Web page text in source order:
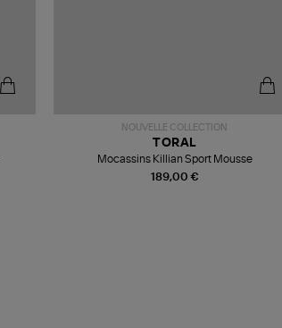
NOUVELLE COLLECTION
189,00 €
TORAL
Mocassins Killian Sport Mousse